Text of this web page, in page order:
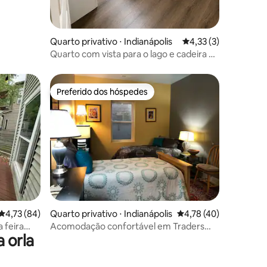
Quarto privativo ⋅ Indianápolis 4,33 de uma
4,33 (3)
Quarto com vista para o lago e cadeira de
de uma avaliação média de 5, 84 avaliações
4,73 (84)
feira
Preferido dos hóspedes
Preferido dos hóspedes
Quarto privativo ⋅ Indianápolis 4,78 de uma
4,78 (40)
Acomodação confortável em Traders
orla